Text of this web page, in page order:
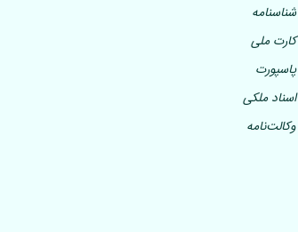
شناسنامه
کارت ملی
پاسپورت
اسناد ملکی
وکالت‌نامه